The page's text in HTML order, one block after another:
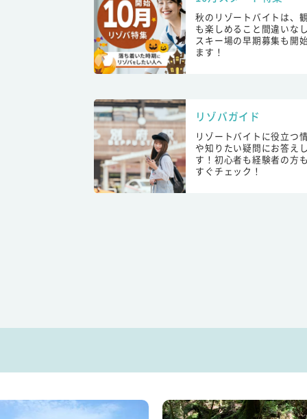
秋のリゾートバイトは、
も楽しめること間違いな
スキー場の早期募集も開
ます！
リゾバガイド
リゾートバイトに役立つ
や知りたい疑問にお答え
す！初心者も経験者の方
すぐチェック！